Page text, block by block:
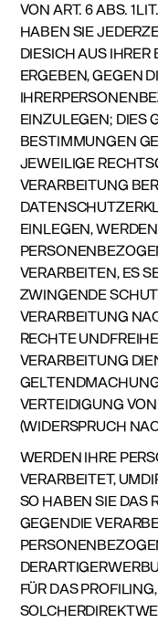
VON ART. 6 ABS.
HABEN SIE
DIESICH AUS
ERGEBEN, GEGEN
EINZULEGEN; DIES
BESTIMMUNGEN
JEWEILIGE
VERARBEITUNG
EINLEGEN,
VERARBEITEN, ES
ZWINGENDE
VERARBEITUNG
RECHTE
VERARBEITUNG
VERTEIDIGUNG
(WIDERSPRUCH
WERDEN IHRE
VERARBEITET,
SO HABEN SIE DAS
GEGENDIE
FÜR DAS